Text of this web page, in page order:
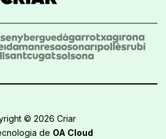
© 2026 Criar
de OA Cloud